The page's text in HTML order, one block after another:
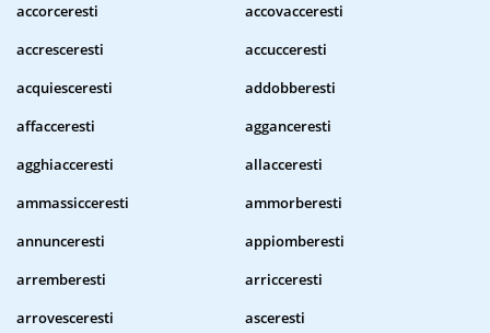
accorceresti
accovacceresti
accresceresti
accucceresti
acquiesceresti
addobberesti
affacceresti
agganceresti
agghiacceresti
allacceresti
ammassicceresti
ammorberesti
annunceresti
appiomberesti
arremberesti
arricceresti
arrovesceresti
asceresti